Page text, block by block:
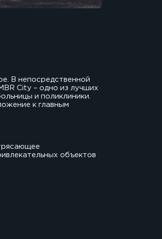
В непосредственной
City – одно из лучших
и поликлиники.
к главным
объектов